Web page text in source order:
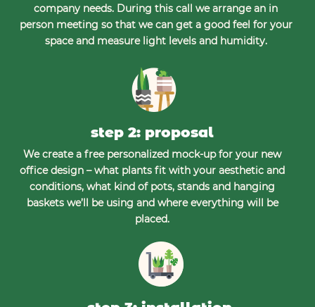
company needs. During this call we arrange an in
person meeting so that we can get a good feel for your
space and measure light levels and humidity.
step 2: proposal
We create a free personalized mock-up for your new
office design – what plants fit with your aesthetic and
conditions, what kind of pots, stands and hanging
baskets we’ll be using and where everything will be
placed.